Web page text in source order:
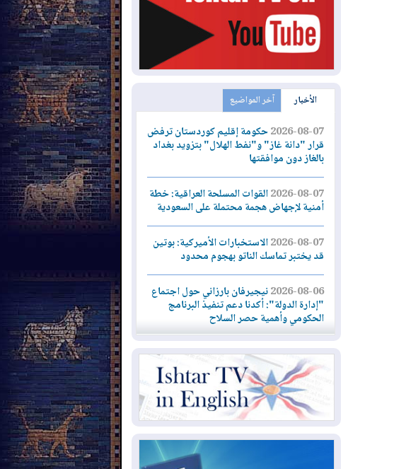
الأخبار آخر المواضيع
2026-08-07حكومة إقليم كوردستان ترفض
قرار "دانة غاز" و"نفط الهلال" بتزويد بغداد
بالغاز دون موافقتها
2026-08-07القوات المسلحة العراقية: خطة
أمنية لإجهاض هجمة محتملة على السعودية
2026-08-07الاستخبارات الأميركية: بوتين
قد يختبر تماسك الناتو بهجوم محدود
2026-08-06نيجيرفان بارزاني حول اجتماع
"إدارة الدولة": أكدنا دعم تنفيذ البرنامج
الحكومي وأهمية حصر السلاح
2026-08-06ائتلاف ادارة الدولة: من
يقومون بسلوك يهدد امن البلاد خارجون عن
القانون يجب محاربتهم
2026-08-06بعد هجومين قرب باب المندب..
الأحمر